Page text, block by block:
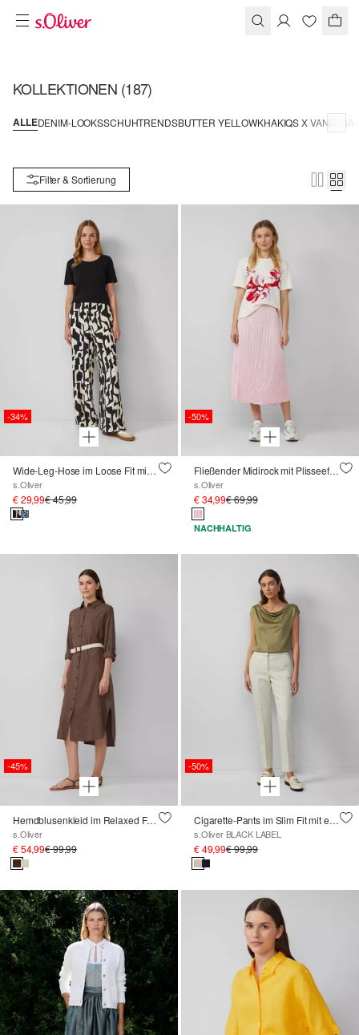
KOLLEKTIONEN (187)
ALLEDENIM-LOOKSSCHUHTRENDSBUTTER YELLOWKHAKIQS X VANESSA
Filter & Sortierung
-34%
Wide-Leg-Hose im Loose Fit mit Elastikbund
s.Oliver
€ 29,99€ 45,99
-50%
Fließender Midirock mit Plisseefalten und Elastikbund
s.Oliver
€ 34,99€ 69,99
NACHHALTIG
-45%
Hemdblusenkleid im Relaxed Fit mit geflochtenem Gürtel
s.Oliver
€ 54,99€ 99,99
-50%
Cigarette-Pants im Slim Fit mit elastischem Bund
s.Oliver BLACK LABEL
€ 49,99€ 99,99